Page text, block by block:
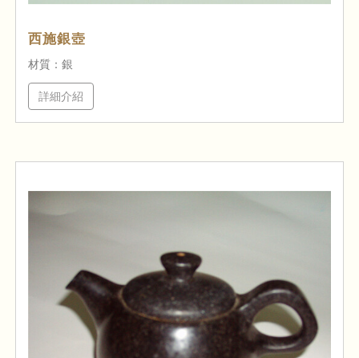
西施銀壺
材質：銀
詳細介紹